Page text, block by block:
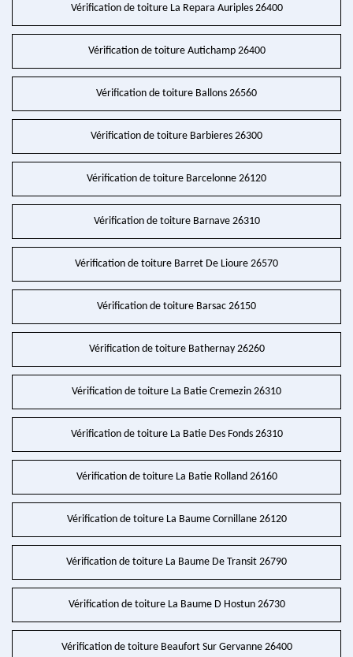
Vérification de toiture La Repara Auriples 26400
Vérification de toiture Autichamp 26400
Vérification de toiture Ballons 26560
Vérification de toiture Barbieres 26300
Vérification de toiture Barcelonne 26120
Vérification de toiture Barnave 26310
Vérification de toiture Barret De Lioure 26570
Vérification de toiture Barsac 26150
Vérification de toiture Bathernay 26260
Vérification de toiture La Batie Cremezin 26310
Vérification de toiture La Batie Des Fonds 26310
Vérification de toiture La Batie Rolland 26160
Vérification de toiture La Baume Cornillane 26120
Vérification de toiture La Baume De Transit 26790
Vérification de toiture La Baume D Hostun 26730
Vérification de toiture Beaufort Sur Gervanne 26400